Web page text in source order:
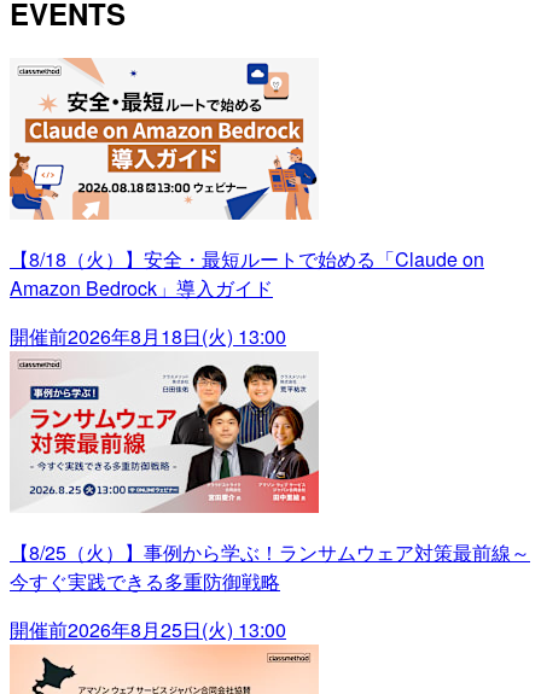
EVENTS
【8/18（火）】安全・最短ルートで始める「Claude on
Amazon Bedrock」導入ガイド
開催前2026年8月18日(火) 13:00
【8/25（火）】事例から学ぶ！ランサムウェア対策最前線～
今すぐ実践できる多重防御戦略
開催前2026年8月25日(火) 13:00